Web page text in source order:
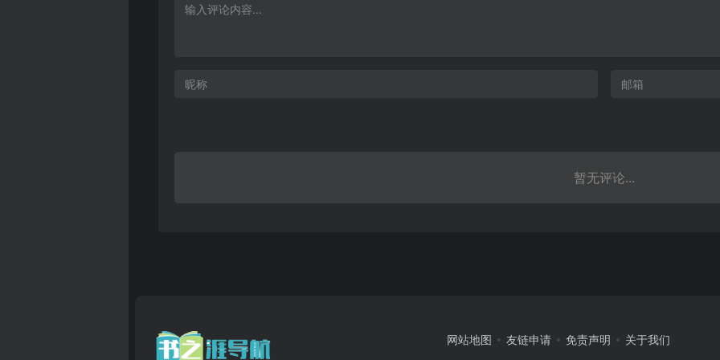
暂无评论...
网站地图 友链申请 免责声明 关于我们